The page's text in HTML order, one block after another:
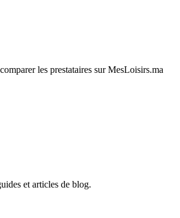
les prestataires sur MesLoisirs.ma
et articles de blog.